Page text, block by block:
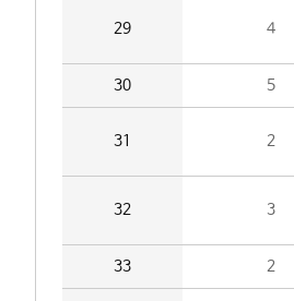
29 4
30 5
31 2
32 3
33 2